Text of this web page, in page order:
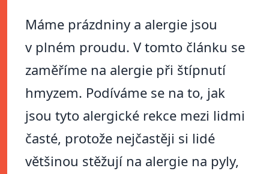
Máme prázdniny a alergie jsou
v plném proudu. V tomto článku se
zaměříme na alergie při štípnutí
hmyzem. Podíváme se na to, jak
jsou tyto alergické rekce mezi lidmi
časté, protože nejčastěji si lidé
většinou stěžují na alergie na pyly,